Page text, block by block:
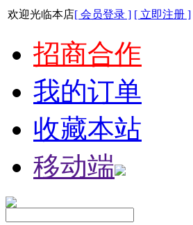
欢迎光临本店[ 会员登录 ] [ 立即注册 ]
招商合作
我的订单
收藏本站
移动端